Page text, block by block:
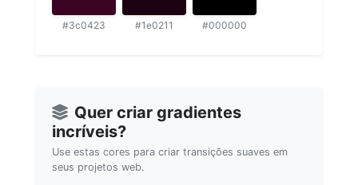
#3c0423 #1e0211 #000000
Quer criar gradientes
incríveis?
Use estas cores para criar transições suaves em
seus projetos web.